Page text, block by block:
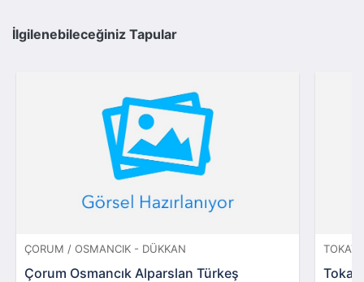
İlgilenebileceğiniz Tapular
ÇORUM / OSMANCIK - DÜKKAN
Çorum Osmancık Alparslan Türkeş
TOKAT
Tokat